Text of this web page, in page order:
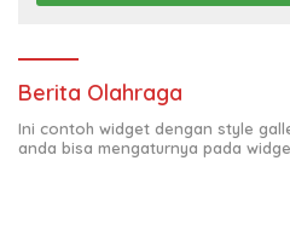
Berita Olahraga
Ini contoh widget dengan style
anda bisa mengaturnya pada